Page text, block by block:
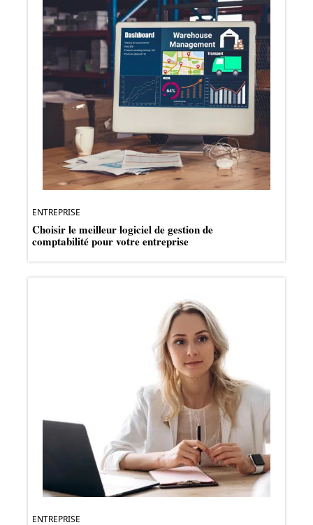
ENTREPRISE
Choisir le meilleur logiciel de gestion de
comptabilité pour votre entreprise
ENTREPRISE